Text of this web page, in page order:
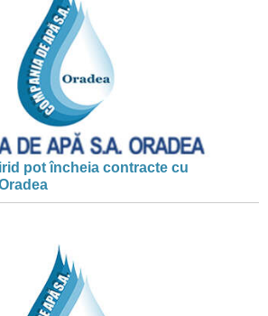
pot încheia contracte cu